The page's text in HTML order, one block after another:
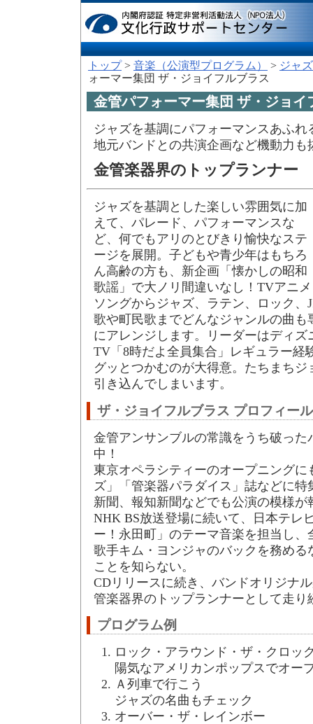
トップ> 音楽（公演型プログラム） > ジャ
ォーマー集団 ザ・ジョイフルブラス
金管パフォーマー集団 ザ・ジョイ
ジャズを基調にパフォーマンスあふれ
地元バンドとの共演企画など機動力も
金管楽器界のトップランナー
ジャズを基調とした楽しい雰囲気に加
えて、パレード、パフォーマンスな
ど、何でもアリのとびきり愉快なステ
ージを展開。子どもや青少年はもちろ
ん高齢の方も、新企画「懐かしの昭和
歌謡」で大ノリ間違いなし！TVアニメ
ソングからジャズ、ラテン、ロック、
歌や町民歌までどんなジャンルの曲も
にアレンジします。リーダーはディ
TV「8時だよ全員集合」レギュラー経
グッとつかむのが大得意。たちまち
引き込んでしまいます。
ザ・ジョイフルブラス プロフィール
金管アンサンブルの常識をうち破った
中！
東京オペラシティーのオープニングに
ズ」「管楽器パラダイス」誌などに
新聞、報知新聞などでも公演の模様が
NHK BS放送登場に続いて、日本テレ
ー！永田町」のテーマ音楽を担当し、
歌手キム・ヨンジャのバックを務める
ことを知らない。
CDリリースに続き、バンドオリジナ
管楽器界のトップランナーとして走り
プログラム例
ロック・アラウンド・ザ・クロッ
陽気なアメリカンポップスでオー
Ａ列車で行こう
ジャズの名曲もチェック
オーバー・ザ・レインボー